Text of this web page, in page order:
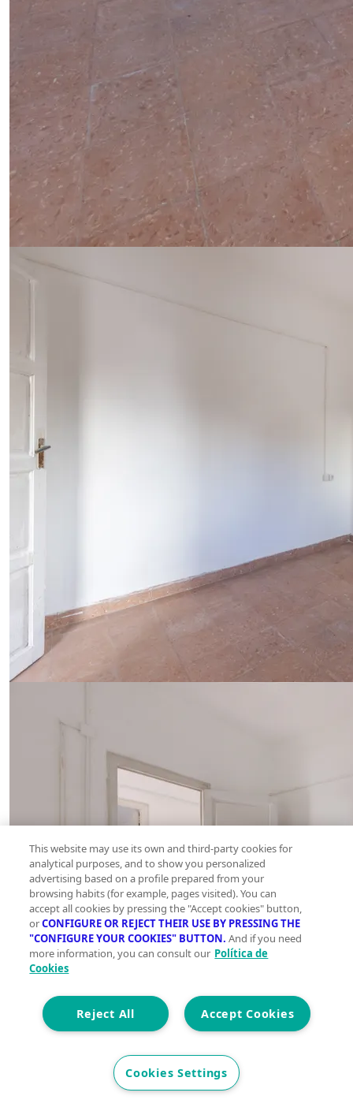
This website may use its own and third-party cookies for
analytical purposes, and to show you personalized
advertising based on a profile prepared from your
browsing habits (for example, pages visited). You can
accept all cookies by pressing the "Accept cookies" button,
orCONFIGURE OR REJECT THEIR USE BY PRESSING THE
"CONFIGURE YOUR COOKIES" BUTTON. And if you need
more information, you can consult our Política de
Cookies
Accept Cookies
Reject All
Cookies Settings